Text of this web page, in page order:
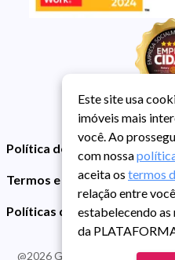
Política de Privacidade
Termos e Condições de Uso
Políticas de Cookies
@2026Guarida Imóvel. Todos
Este site usa
imóveis mais
você. Ao
com nossa
aceita os termos
relação entre
estabelecendo as
da